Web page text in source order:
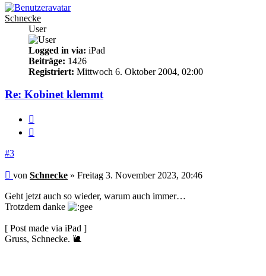
Schnecke
User
Logged in via: iPad
Beiträge: 1426
Registriert: Mittwoch 6. Oktober 2004, 02:00
Re: Kobinet klemmt
#3
Beitrag
von Schnecke » Freitag 3. November 2023, 20:46
Geht jetzt auch so wieder, warum auch immer…
Trotzdem danke
[ Post made via iPad ]
Gruss, Schnecke. 🐌